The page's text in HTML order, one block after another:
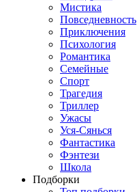
Мистика
Повседневность
Приключения
Психология
Романтика
Семейные
Спорт
Трагедия
Триллер
Ужасы
Уся-Сянься
Фантастика
Фэнтези
Школа
Подборки